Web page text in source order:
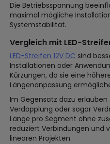
Die Betriebsspannung
maximal mögliche
Systemstabilität.
Vergleich mit LED-
LED-Streifen 12V DC sind
Installationen oder
Kürzungen, da sie eine
Längenanpassung
Im Gegensatz dazu erlauben
Verdopplung oder sogar
Länge pro Segment ohne
reduziert Verbindungen und
linearen Projekten.